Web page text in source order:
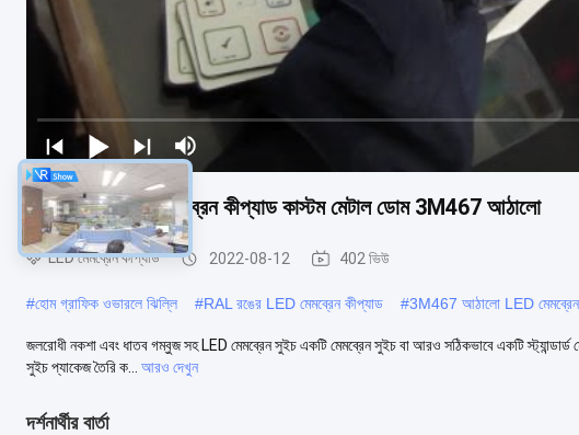
ওয়াটারপ্রুফ রাবার মেমব্রেন কীপ্যাড কাস্টম মেটাল ডোম 3M467 আঠালো
LED মেমব্রেন কীপ্যাড 2022-08-12 402 ভিউ
#হোম গ্রাফিক ওভারলে ঝিল্লি #RAL রঙের LED মেমব্রেন কীপ্যাড #3M467 আঠালো LED মেমব্রেন
জলরোধী নকশা এবং ধাতব গম্বুজ সহ LED মেমব্রেন সুইচ একটি মেমব্রেন সুইচ বা আরও সঠিকভাবে একটি স্ট্যান্ডার্ড
সুইচ প্যাকেজ তৈরি ক...
আরও দেখুন
দর্শনার্থীর বার্তা